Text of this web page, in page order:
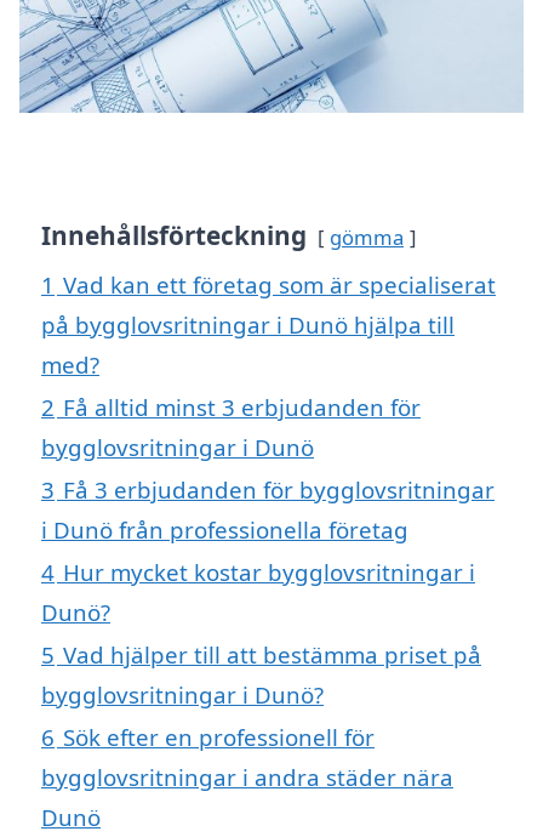
Innehållsförteckning gömma
1 Vad kan ett företag som är specialiserat
på bygglovsritningar i Dunö hjälpa till
med?
2 Få alltid minst 3 erbjudanden för
bygglovsritningar i Dunö
3 Få 3 erbjudanden för bygglovsritningar
i Dunö från professionella företag
4 Hur mycket kostar bygglovsritningar i
Dunö?
5 Vad hjälper till att bestämma priset på
bygglovsritningar i Dunö?
6 Sök efter en professionell för
bygglovsritningar i andra städer nära
Dunö